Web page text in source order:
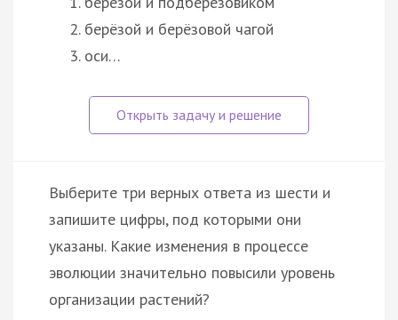
берёзой и берёзовой чагой
оси…
Выберите три верных ответа из шести и
запишите цифры, под которыми они
указаны. Какие изменения в процессе
эволюции значительно повысили уровень
организации растений?